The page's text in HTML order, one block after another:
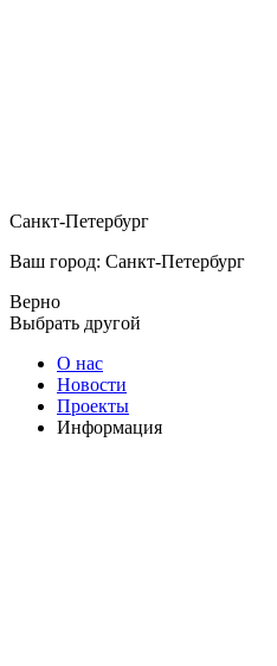
Санкт-Петербург
Ваш город: Санкт-Петербург
Верно
Выбрать другой
О нас
Новости
Проекты
Информация